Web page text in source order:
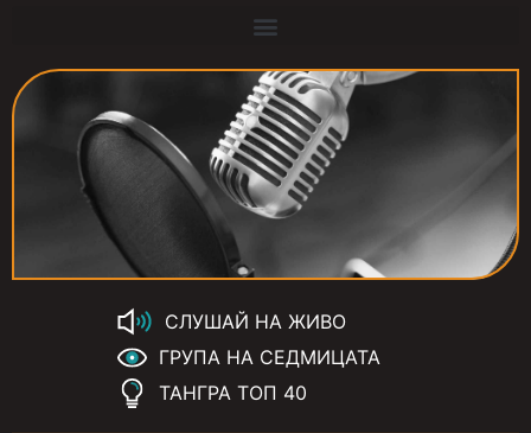
СЛУШАЙ НА ЖИВО
ГРУПА НА СЕДМИЦАТА
ТАНГРА ТОП 40